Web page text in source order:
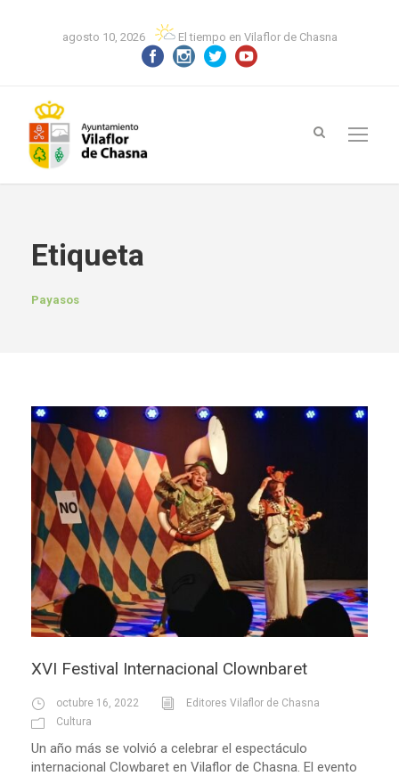
agosto 10, 2026 El tiempo en Vilaflor de Chasna
Etiqueta
Payasos
XVI Festival Internacional Clownbaret
octubre 16, 2022
Editores Vilaflor de Chasna
Cultura
Un año más se volvió a celebrar el espectáculo
internacional Clowbaret en Vilaflor de Chasna. El evento